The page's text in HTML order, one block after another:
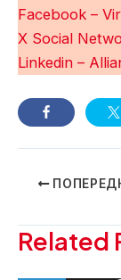
Facebook –
X Social
Linkedin –
Навігація
запису
Related